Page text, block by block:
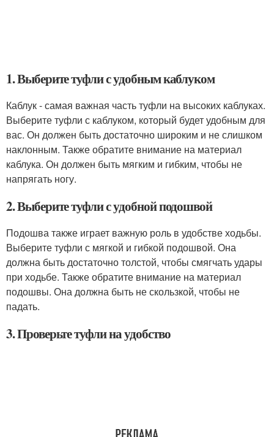
1. Выберите туфли с удобным каблуком
Каблук - самая важная часть туфли на высоких каблуках.
Выберите туфли с каблуком, который будет удобным для
вас. Он должен быть достаточно широким и не слишком
наклонным. Также обратите внимание на материал
каблука. Он должен быть мягким и гибким, чтобы не
напрягать ногу.
2. Выберите туфли с удобной подошвой
Подошва также играет важную роль в удобстве ходьбы.
Выберите туфли с мягкой и гибкой подошвой. Она
должна быть достаточно толстой, чтобы смягчать удары
при ходьбе. Также обратите внимание на материал
подошвы. Она должна быть не скользкой, чтобы не
падать.
3. Проверьте туфли на удобство